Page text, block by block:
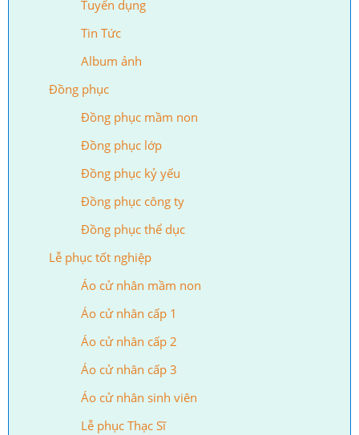
Tuyển dụng
Tin Tức
Album ảnh
Đồng phục
Đồng phục mầm non
Đồng phục lớp
Đồng phục kỷ yếu
Đồng phục công ty
Đồng phục thể dục
Lễ phục tốt nghiệp
Áo cử nhân mầm non
Áo cử nhân cấp 1
Áo cử nhân cấp 2
Áo cử nhân cấp 3
Áo cử nhân sinh viên
Lễ phục Thạc Sĩ